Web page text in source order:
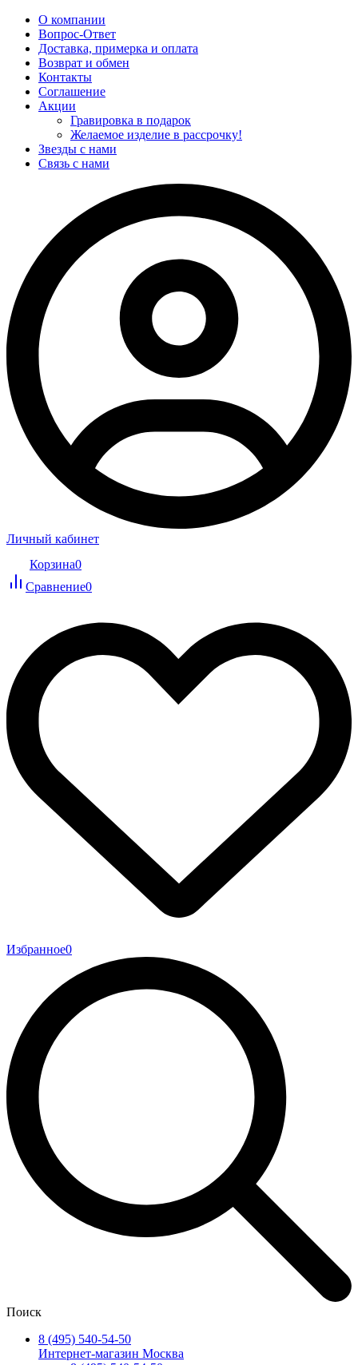
О компании
Вопрос-Ответ
Доставка, примерка и оплата
Возврат и обмен
Контакты
Соглашение
Акции
Гравировка в подарок
Желаемое изделие в рассрочку!
Звезды с нами
Связь с нами
Личный кабинет
Корзина0
Сравнение0
Избранное0
Поиск
8 (495) 540-54-50
Интернет-магазин Москва